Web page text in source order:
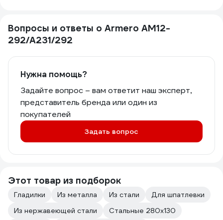
Вопросы и ответы о Armero AM12-
292/A231/292
Нужна помощь?
Задайте вопрос – вам ответит наш эксперт,
представитель бренда или один из
покупателей
Задать вопрос
Этот товар из подборок
Гладилки Из металла Из стали
Для шпатлевки
Из нержавеющей стали
Стальные 280х130